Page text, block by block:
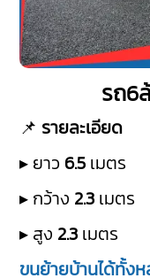
รถ6
📌 รายละเอียด
▸ ยาว 6.5 เมตร
▸ กว้าง 2.3 เมตร
▸ สูง 2.3 เมตร
ขนย้ายบ้านได้ทั้ง